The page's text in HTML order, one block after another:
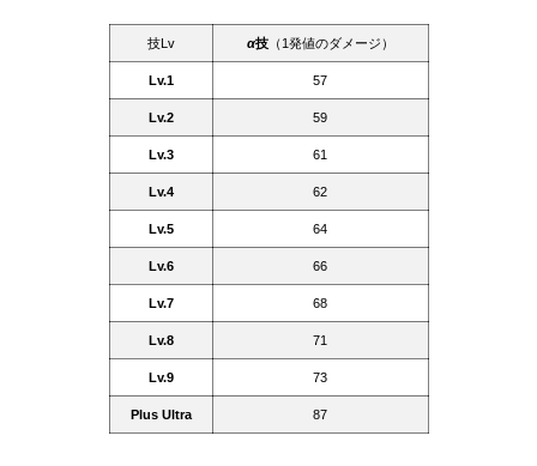
技Lv α技（1発値のダメージ）
Lv.1 57
Lv.2 59
Lv.3 61
Lv.4 62
Lv.5 64
Lv.6 66
Lv.7 68
Lv.8 71
Lv.9 73
Plus Ultra 87